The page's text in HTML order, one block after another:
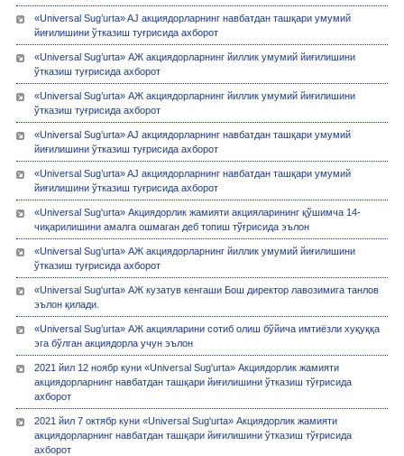
«Universal Sug’urta» AJ акциядорларнинг навбатдан ташқари умумий
йиғилишини ўтказиш туғрисида ахборот
«Universal Sug’urta» АЖ акциядорларнинг йиллик умумий йиғилишини
ўтказиш туғрисида ахборот
«Universal Sug’urta» АЖ акциядорларнинг йиллик умумий йиғилишини
ўтказиш туғрисида ахборот
«Universal Sug’urta» AJ акциядорларнинг навбатдан ташқари умумий
йиғилишини ўтказиш туғрисида ахборот
«Universal Sug’urta» AJ акциядорларнинг навбатдан ташқари умумий
йиғилишини ўтказиш туғрисида ахборот
«Universal Sug'urta» Акциядорлик жамияти акцияларининг қўшимча 14-
чиқарилишини амалга ошмаган деб топиш тўғрисида эълон
«Universal Sug’urta» АЖ акциядорларнинг йиллик умумий йиғилишини
ўтказиш туғрисида ахборот
«Universal Sug'urta» АЖ кузатув кенгаши Бош директор лавозимига танлов
эълон қилади.
«Universal Sug’urta» АЖ акцияларини сотиб олиш бўйича имтиёзли хуқуққа
эга бўлган акциядорла учун эълон
2021 йил 12 ноябр куни «Universal Sug'urta» Акциядорлик жамияти
акциядорларнинг навбатдан ташқари йиғилишини ўтказиш тўғрисида
ахборот
2021 йил 7 октябр куни «Universal Sug'urta» Акциядорлик жамияти
акциядорларнинг навбатдан ташқари йиғилишини ўтказиш тўғрисида
ахборот